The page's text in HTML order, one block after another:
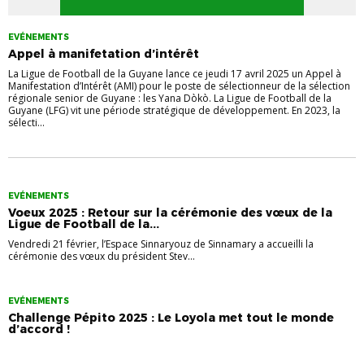
EVÉNEMENTS
Appel à manifetation d’intérêt
La Ligue de Football de la Guyane lance ce jeudi 17 avril 2025 un Appel à
Manifestation d’Intérêt (AMI) pour le poste de sélectionneur de la sélection
régionale senior de Guyane : les Yana Dòkò. La Ligue de Football de la
Guyane (LFG) vit une période stratégique de développement. En 2023, la
sélecti...
EVÉNEMENTS
Voeux 2025 : Retour sur la cérémonie des vœux de la
Ligue de Football de la...
Vendredi 21 février, l’Espace Sinnaryouz de Sinnamary a accueilli la
cérémonie des vœux du président Stev...
EVÉNEMENTS
Challenge Pépito 2025 : Le Loyola met tout le monde
d’accord !